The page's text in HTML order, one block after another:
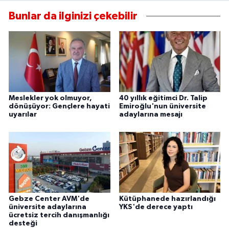
Bunlar da ilginizi çekebilir
Meslekler yok olmuyor,
dönüşüyor: Gençlere hayati
uyarılar
40 yıllık eğitimci Dr. Talip
Emiroğlu'nun üniversite
adaylarına mesajı
Gebze Center AVM'de
üniversite adaylarına
ücretsiz tercih danışmanlığı
desteği
Kütüphanede hazırlandığı
YKS'de derece yaptı